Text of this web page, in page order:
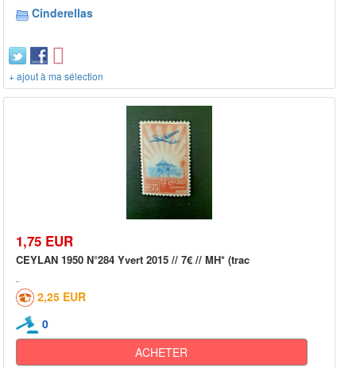
Cinderellas
+ ajout à ma sélection
1,75 EUR
CEYLAN 1950 N°284 Yvert 2015 // 7€ // MH* (trac
2,25 EUR
0
ACHETER